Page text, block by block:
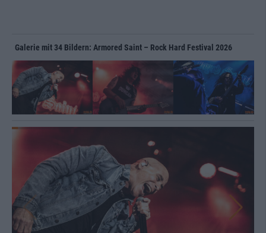
Galerie mit 34 Bildern: Armored Saint – Rock Hard Festival 2026